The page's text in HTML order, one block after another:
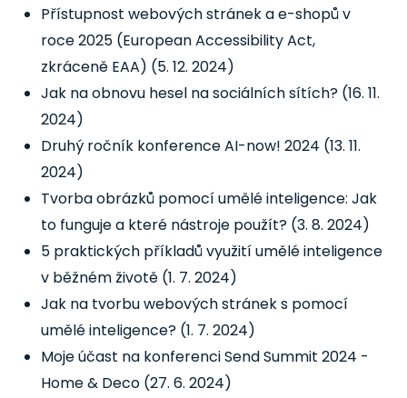
Přístupnost webových stránek a e-shopů v
roce 2025 (European Accessibility Act,
zkráceně EAA) (5. 12. 2024)
Jak na obnovu hesel na sociálních sítích? (16. 11.
2024)
Druhý ročník konference AI-now! 2024 (13. 11.
2024)
Tvorba obrázků pomocí umělé inteligence: Jak
to funguje a které nástroje použít? (3. 8. 2024)
5 praktických příkladů využití umělé inteligence
v běžném životě (1. 7. 2024)
Jak na tvorbu webových stránek s pomocí
umělé inteligence? (1. 7. 2024)
Moje účast na konferenci Send Summit 2024 -
Home & Deco (27. 6. 2024)